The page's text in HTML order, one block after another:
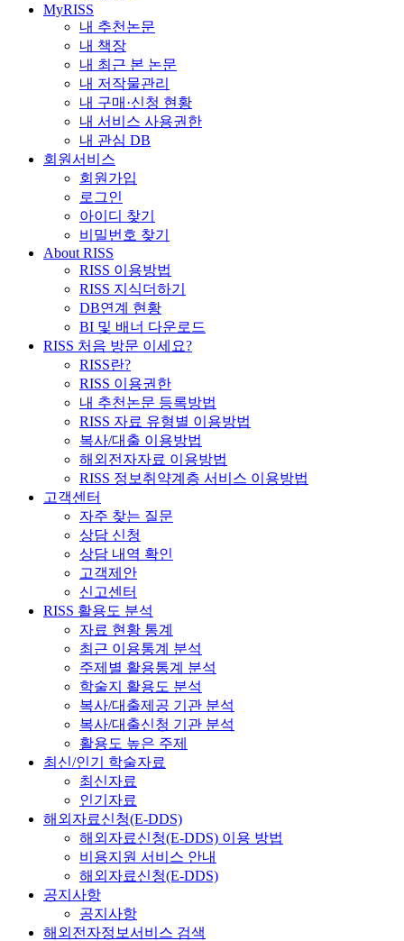
MyRISS
내 추천논문
내 책장
내 최근 본 논문
내 저작물관리
내 구매·신청 현황
내 서비스 사용권한
내 관심 DB
회원서비스
회원가입
로그인
아이디 찾기
비밀번호 찾기
About RISS
RISS 이용방법
RISS 지식더하기
DB연계 현황
BI 및 배너 다운로드
RISS 처음 방문 이세요?
RISS란?
RISS 이용권한
내 추천논문 등록방법
RISS 자료 유형별 이용방법
복사/대출 이용방법
해외전자자료 이용방법
RISS 정보취약계층 서비스 이용방법
고객센터
자주 찾는 질문
상담 신청
상담 내역 확인
고객제안
신고센터
RISS 활용도 분석
자료 현황 통계
최근 이용통계 분석
주제별 활용통계 분석
학술지 활용도 분석
복사/대출제공 기관 분석
복사/대출신청 기관 분석
활용도 높은 주제
최신/인기 학술자료
최신자료
인기자료
해외자료신청(E-DDS)
해외자료신청(E-DDS) 이용 방법
비용지원 서비스 안내
해외자료신청(E-DDS)
공지사항
공지사항
해외전자정보서비스 검색